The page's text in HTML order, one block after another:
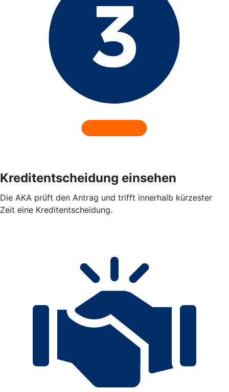
Kreditentscheidung einsehen
Die AKA prüft den Antrag und trifft innerhalb kürzester
Zeit eine Kreditentscheidung.